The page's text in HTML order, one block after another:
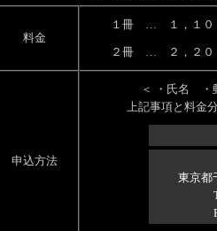
料金
１冊 … １，１０
２冊 … ２，２０
申込方法
＜ ・氏名
上記事項と料金
東京都